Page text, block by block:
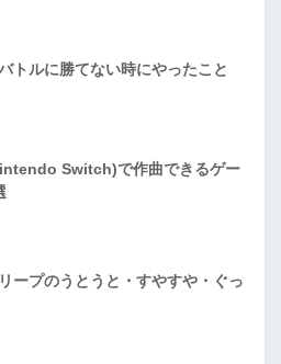
トルに勝てない時にやったこと
Switch)で作曲できるゲー
ープのうとうと・すやすや・ぐっ